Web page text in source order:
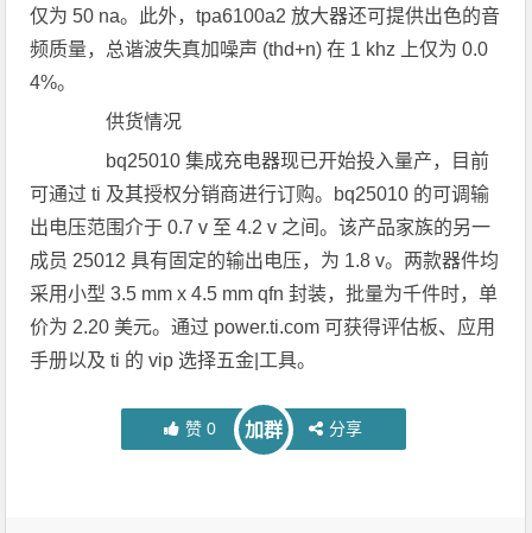
仅为 50 na。此外，tpa6100a2 放大器还可提供出色的音
频质量，总谐波失真加噪声 (thd+n) 在 1 khz 上仅为 0.0
4%。
供货情况
bq25010 集成充电器现已开始投入量产，目前
可通过 ti 及其授权分销商进行订购。bq25010 的可调输
出电压范围介于 0.7 v 至 4.2 v 之间。该产品家族的另一
成员 25012 具有固定的输出电压，为 1.8 v。两款器件均
采用小型 3.5 mm x 4.5 mm qfn 封装，批量为千件时，单
价为 2.20 美元。通过 power.ti.com 可获得评估板、应用
手册以及 ti 的 vip 选择五金|工具。
赞 0 加群 分享